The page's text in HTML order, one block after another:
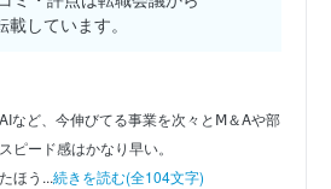
載しています。
など、今伸びてる事業を次々とⅯ＆Aや部
ピード感はかなり早い。
ほう...続きを読む(全104文字)